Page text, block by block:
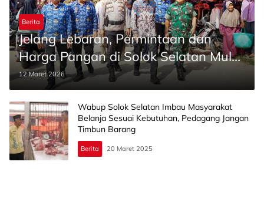
Berita
Jelang Lebaran, Permintaan dan
Harga Pangan di Solok Selatan Mulai
Naik
12 Maret 2026
Wabup Solok Selatan Imbau Masyarakat
Belanja Sesuai Kebutuhan, Pedagang Jangan
Timbun Barang
Berita 20 Maret 2025